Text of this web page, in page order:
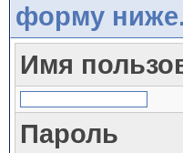
форму ниже.
Имя
Пароль